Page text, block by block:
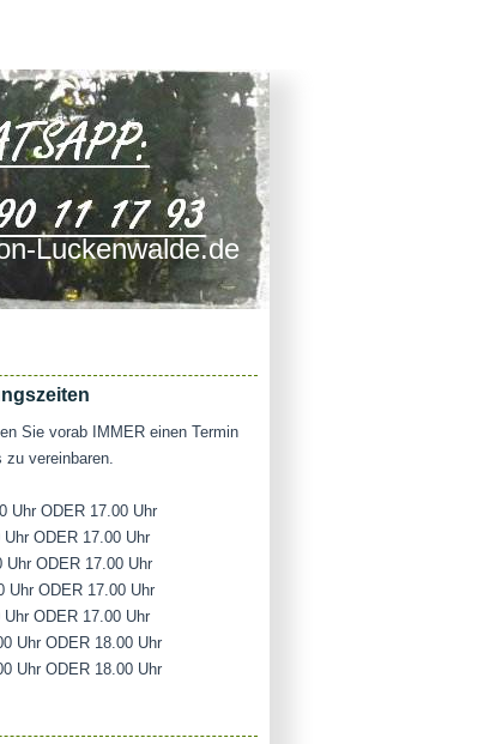
Luckenwalde.de
Sie vorab IMMER einen Termin
zu vereinbaren.
Uhr ODER 17.00 Uhr
Uhr ODER 17.00 Uhr
Uhr ODER 17.00 Uhr
Uhr ODER 17.00 Uhr
Uhr ODER 17.00 Uhr
Uhr ODER 18.00 Uhr
Uhr ODER 18.00 Uhr